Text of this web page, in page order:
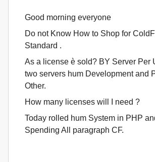
Good morning everyone
Do not Know How to Shop for
Standard .
As a license è sold? BY Server Per
two servers hum Development and
Other.
How many licenses will I need ?
Today rolled hum System in PHP
Spending All paragraph CF.